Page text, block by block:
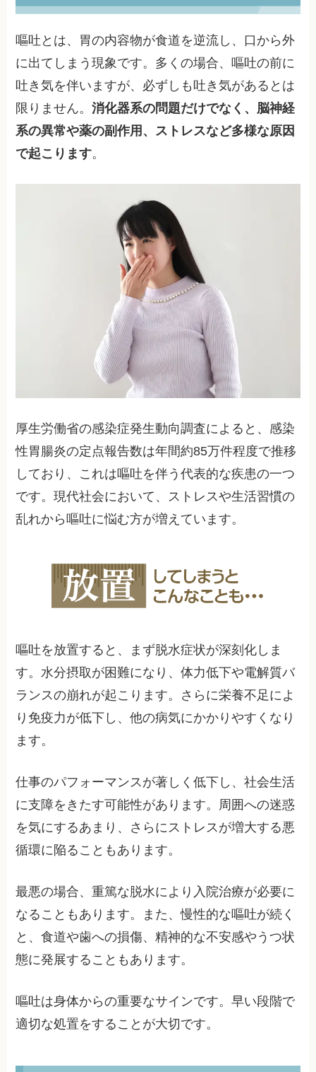
嘔吐とは、胃の内容物が食道を逆流し、口から外
に出てしまう現象です。多くの場合、嘔吐の前に
吐き気を伴いますが、必ずしも吐き気があるとは
限りません。消化器系の問題だけでなく、脳神経
系の異常や薬の副作用、ストレスなど多様な原因
で起こります。
厚生労働省の感染症発生動向調査によると、感染
性胃腸炎の定点報告数は年間約85万件程度で推移
しており、これは嘔吐を伴う代表的な疾患の一つ
です。現代社会において、ストレスや生活習慣の
乱れから嘔吐に悩む方が増えています。
嘔吐を放置すると、まず脱水症状が深刻化しま
す。水分摂取が困難になり、体力低下や電解質バ
ランスの崩れが起こります。さらに栄養不足によ
り免疫力が低下し、他の病気にかかりやすくなり
ます。
仕事のパフォーマンスが著しく低下し、社会生活
に支障をきたす可能性があります。周囲への迷惑
を気にするあまり、さらにストレスが増大する悪
循環に陥ることもあります。
最悪の場合、重篤な脱水により入院治療が必要に
なることもあります。また、慢性的な嘔吐が続く
と、食道や歯への損傷、精神的な不安感やうつ状
態に発展することもあります。
嘔吐は身体からの重要なサインです。早い段階で
適切な処置をすることが大切です。